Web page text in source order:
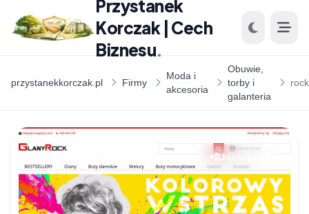
Przystanek
Korczak | Cech
Biznesu.
przystanekkorczak.pl Firmy
Moda i
akcesoria
Obuwie,
torby i
galanteria
Udostępnij